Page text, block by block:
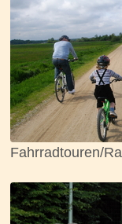
Fahrradtouren/